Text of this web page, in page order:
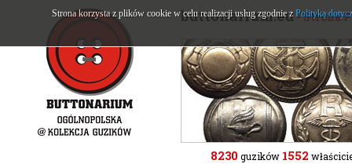
buttonarium.eu- Strona
8230 guzików 1552
Strona korzysta z plików cookie w celu realizacji usług zgodnie z Polityką